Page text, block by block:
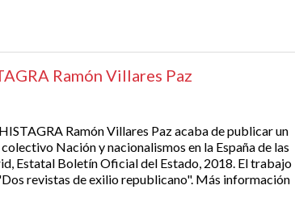
Ramón Villares Paz
Ramón Villares Paz acaba de publicar un
Nación y nacionalismos en la España de las
Estatal Boletín Oficial del Estado, 2018. El trabajo
revistas de exilio republicano". Más información